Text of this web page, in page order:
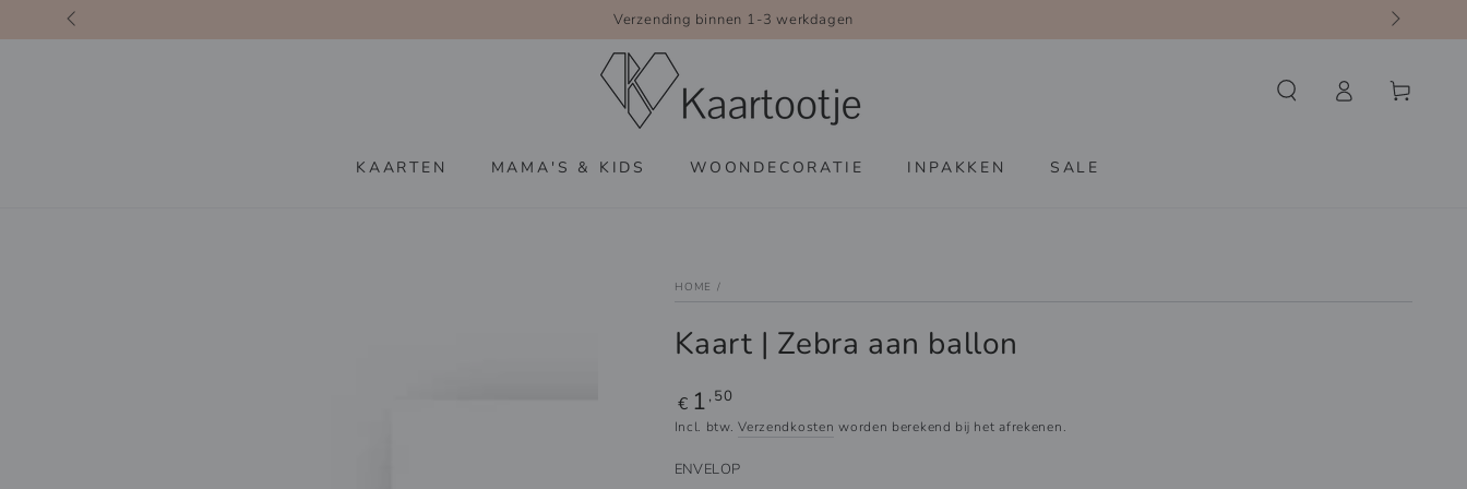
GA DOOR NAAR
INHOUD
Verzending binnen 1-3 werkdagen
KAARTEN MAMA'S & KIDS WOONDECORATIE INPAKKEN SALE
InloggenWinkelwagen
HOME /
Kaart | Zebra aan ballon
Reguliere
prijs
€ 1 ,50
Incl. btw.Verzendkosten worden berekend bij het afrekenen.
ENVELOP